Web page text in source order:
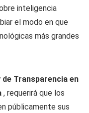
inteligencia
el modo en que
más grandes
de Transparencia en
, requerirá que los
públicamente sus